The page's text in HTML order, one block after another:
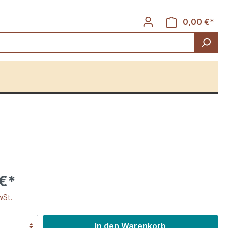
0,00 €*
In den Warenkorb